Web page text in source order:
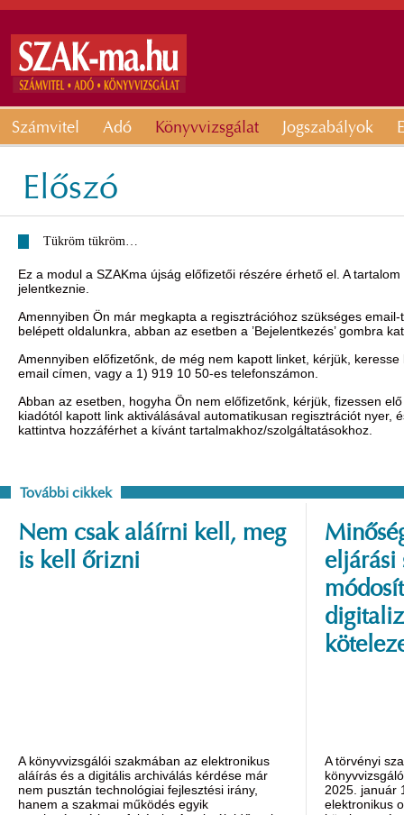
Számvitel Adó Könyvvizsgálat Jogszabályok
Előszó
Tükröm tükröm…
Ez a modul a SZAKma újság előfizetői részére érhető el. A
jelentkeznie.
Amennyiben Ön már megkapta a regisztrációhoz szükséges
belépett oldalunkra, abban az esetben a ’Bejelentkezés’ gombra
Amennyiben előfizetőnk, de még nem kapott linket, kérjük,
email címen, vagy a 1) 919 10 50-es telefonszámon.
Abban az esetben, hogyha Ön nem előfizetőnk, kérjük, fizessen
kiadótól kapott link aktiválásával automatikusan regisztrációt nyer,
kattintva hozzáférhet a kívánt tartalmakhoz/szolgáltatásokhoz.
További cikkek
Nem csak aláírni kell, meg
is kell őrizni
A könyvvizsgálói szakmában az elektronikus
aláírás és a digitális archiválás kérdése már
nem pusztán technológiai fejlesztési irány,
hanem a szakmai működés egyik
eljárási
A törvényi
2025. január
elektronikus